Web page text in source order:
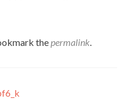
thepermalink.